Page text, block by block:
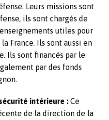
Leurs missions sont
ils sont chargés de
utiles pour
France. Ils sont aussi en
Ils sont financés par le
par des fonds
intérieure : Ce
de la direction de la